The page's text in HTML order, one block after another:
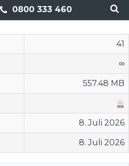
0800 333 460
41
∞
557.48 MB
8. Juli 2026
8. Juli 2026